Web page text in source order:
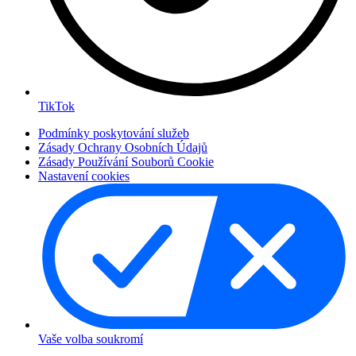
TikTok
Podmínky poskytování služeb
Zásady Ochrany Osobních Údajů
Zásady Používání Souborů Cookie
Nastavení cookies
Vaše volba soukromí